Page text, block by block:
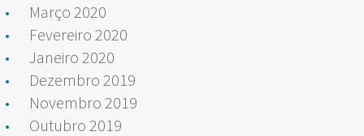
Março 2020
Fevereiro 2020
Janeiro 2020
Dezembro 2019
Novembro 2019
Outubro 2019